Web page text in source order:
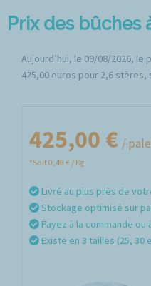
Prix des bûches
Aujourd’hui, le 09/08/2026, le
425,00 euros pour 2,6 stères,
425,00 € /
*Soit 0,49 € / Kg
Livré au plus près de
Stockage optimisé sur
Payez à la commande ou
Existe en 3 tailles (25, 30